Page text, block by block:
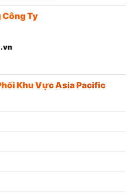
Công Ty
Khu Vực Asia Pacific